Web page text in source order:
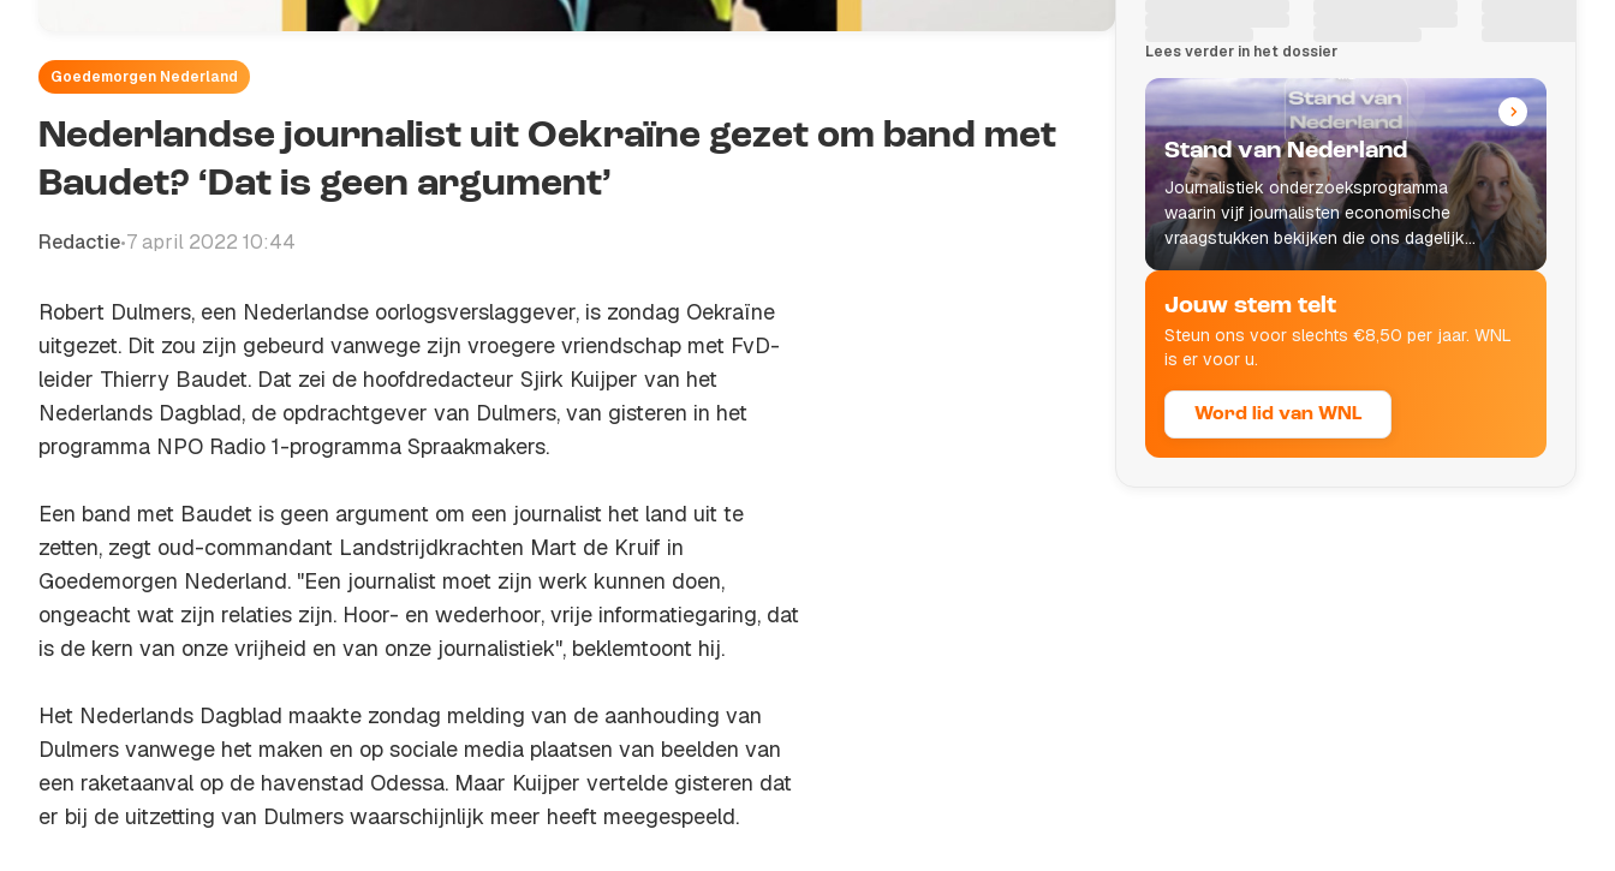
Goedemorgen Nederland
Nederlandse journalist uit Oekraïne gezet om band met
Baudet? ‘Dat is geen argument’
Redactie•7 april 2022 10:44
Robert Dulmers, een Nederlandse oorlogsverslaggever, is zondag Oekraïne
uitgezet. Dit zou zijn gebeurd vanwege zijn vroegere vriendschap met FvD-
leider Thierry Baudet. Dat zei de hoofdredacteur Sjirk Kuijper van het
Nederlands Dagblad, de opdrachtgever van Dulmers, van gisteren in het
programma NPO Radio 1-programma Spraakmakers.
Een band met Baudet is geen argument om een journalist het land uit te
zetten, zegt oud-commandant Landstrijdkrachten Mart de Kruif in
Goedemorgen Nederland. "Een journalist moet zijn werk kunnen doen,
ongeacht wat zijn relaties zijn. Hoor- en wederhoor, vrije informatiegaring, dat
is de kern van onze vrijheid en van onze journalistiek", beklemtoont hij.
Het Nederlands Dagblad maakte zondag melding van de aanhouding van
Dulmers vanwege het maken en op sociale media plaatsen van beelden van
een raketaanval op de havenstad Odessa. Maar Kuijper vertelde gisteren dat
er bij de uitzetting van Dulmers waarschijnlijk meer heeft meegespeeld.
Lees verder in het dossier
Stand van Nederland
Journalistiek onderzoeksprogramma
waarin vijf journalisten economische
vraagstukken bekijken die ons dagelijks
leven raken.
Jouw stem telt
Steun ons voor slechts €8,50 per jaar. WNL
is er voor u.
Word lid van WNL